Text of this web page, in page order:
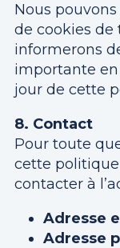
Nous
de cookies de
informerons
importante
jour de cette
8. Contact
Pour toute
cette
contacter à
Adresse
Adresse